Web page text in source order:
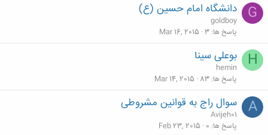
G دانشگاه امام حسین (ع)
goldboy
پاسخ ها 3
Mar 16, 2015
H بوعلی سینا
hemin
پاسخ ها 83
Mar 14, 2015
A سوال راج به قوانین مشروطی
Avijeh01
پاسخ ها 0
Feb 23, 2015